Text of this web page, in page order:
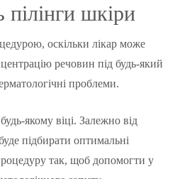
пілінги шкіри
оскільки лікар може
речовин під будь-який
проблеми.
якому віці. Залежно від
підбирати оптимальні
так, щоб допомогти у